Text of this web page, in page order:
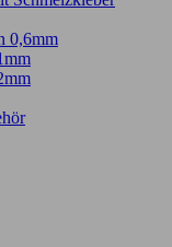
0,6mm